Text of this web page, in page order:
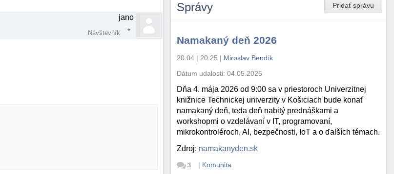
jano
Návštevník
Pridať správu
Správy
Namakaný deň 2026
20.04 | 20:25 | Miroslav Bendík
Dátum udalosti:04.05.2026
Dňa 4. mája 2026 od 9:00 sa v priestoroch Univerzitnej
knižnice Technickej univerzity v Košiciach bude konať
namakaný deň, teda deň nabitý prednáškami a
workshopmi o vzdelávaní v IT, programovaní,
mikrokontroléroch, AI, bezpečnosti, IoT a o ďalších témach.
Zdroj: namakanyden.sk
3 | Komunita